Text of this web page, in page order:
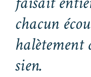
chacun
halètement
sien.